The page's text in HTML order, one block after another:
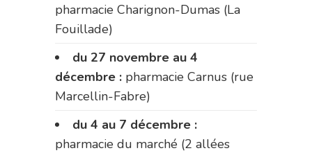
pharmacie Charignon-Dumas (La
Fouillade)
du 27 novembre au 4
décembre : pharmacie Carnus (rue
Marcellin-Fabre)
du 4 au 7 décembre :
pharmacie du marché (2 allées